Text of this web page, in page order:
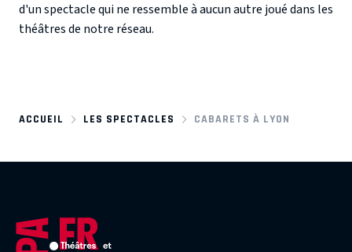
d'un spectacle qui ne ressemble à aucun autre joué dans les
théâtres de notre réseau.
ACCUEIL LES SPECTACLES CABARETS À LYON